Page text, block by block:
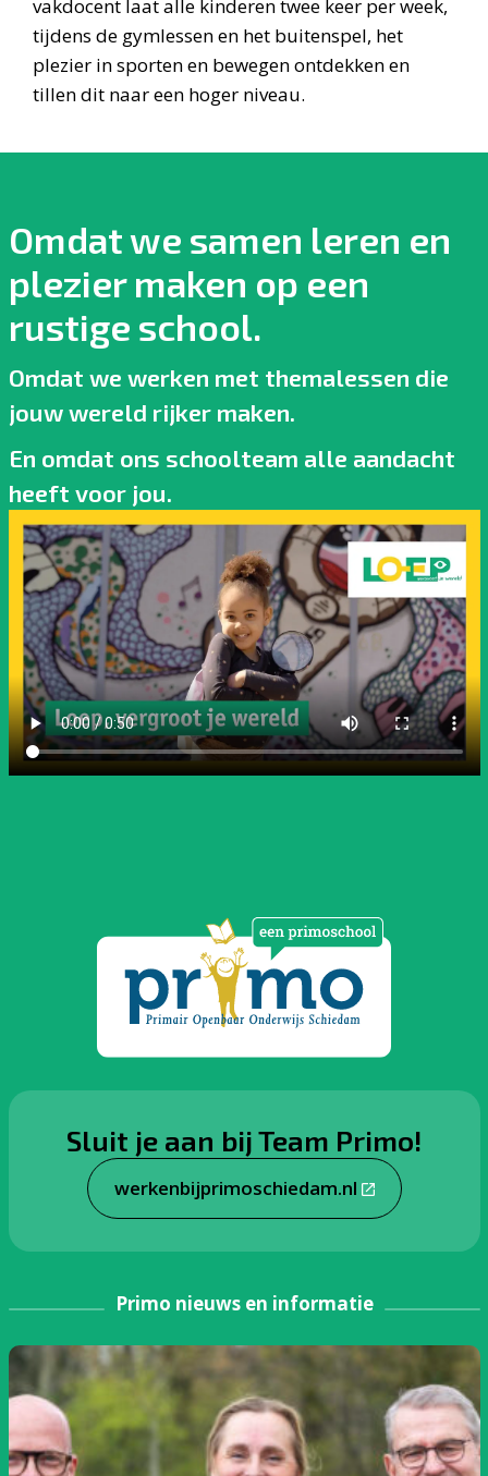
vakdocent laat alle kinderen twee keer per week,
tijdens de gymlessen en het buitenspel, het
plezier in sporten en bewegen ontdekken en
tillen dit naar een hoger niveau.
Omdat we samen leren en
plezier maken op een
rustige school.
Omdat we werken met themalessen die
jouw wereld rijker maken.
En omdat ons schoolteam alle aandacht
heeft voor jou.
Sluit je aan bij Team Primo!
werkenbijprimoschiedam.nl
Primo nieuws en informatie